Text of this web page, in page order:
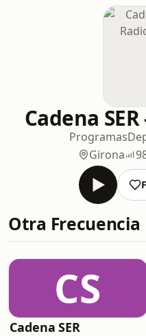
Cadena
Programas
Girona
Otra Frecuencia
CS
Cadena SER